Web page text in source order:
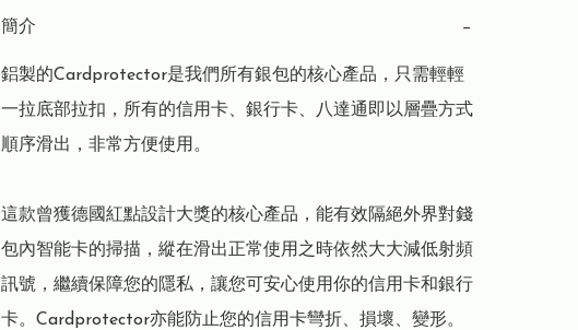
簡介 −
鋁製的Cardprotector是我們所有銀包的核心產品，只需輕輕
一拉底部拉扣，所有的信用卡、銀行卡、八達通即以層疊方式
順序滑出，非常方便使用。
這款曾獲德國紅點設計大獎的核心產品，能有效隔絕外界對錢
包內智能卡的掃描，縱在滑出正常使用之時依然大大減低射頻
訊號，繼續保障您的隱私，讓您可安心使用你的信用卡和銀行
卡。Cardprotector亦能防止您的信用卡彎折、損壞、變形。